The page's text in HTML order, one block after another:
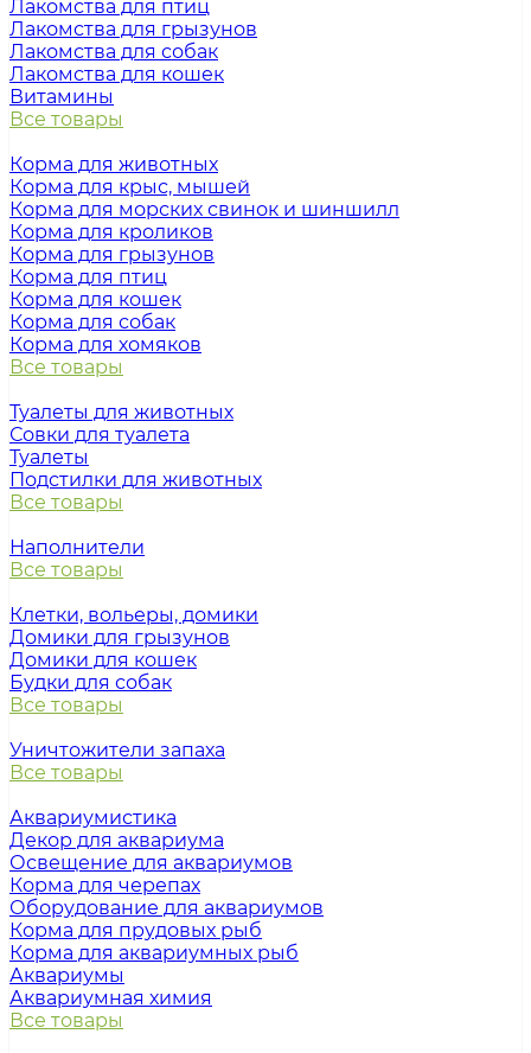
Лакомства для птиц
Лакомства для грызунов
Лакомства для собак
Лакомства для кошек
Витамины
Все товары
Корма для животных
Корма для крыс, мышей
Корма для морских свинок и шиншилл
Корма для кроликов
Корма для грызунов
Корма для птиц
Корма для кошек
Корма для собак
Корма для хомяков
Все товары
Туалеты для животных
Совки для туалета
Туалеты
Подстилки для животных
Все товары
Наполнители
Все товары
Клетки, вольеры, домики
Домики для грызунов
Домики для кошек
Будки для собак
Все товары
Уничтожители запаха
Все товары
Аквариумистика
Декор для аквариума
Освещение для аквариумов
Корма для черепах
Оборудование для аквариумов
Корма для прудовых рыб
Корма для аквариумных рыб
Аквариумы
Аквариумная химия
Все товары